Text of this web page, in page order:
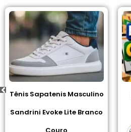
Tênis Sapatenis Masculino
Sandrini Evoke Lite Branco
Couro